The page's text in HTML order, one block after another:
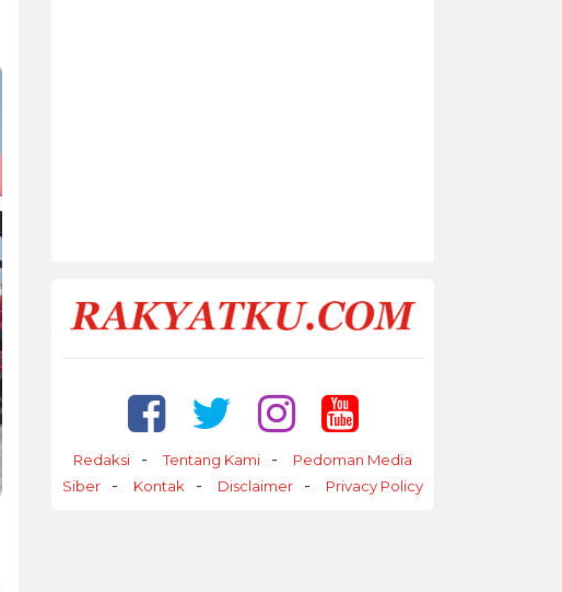
Redaksi Tentang Kami
Pedoman Media
Siber
Kontak Disclaimer Privacy Policy